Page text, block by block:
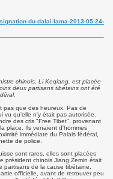
du-dalai-lama-2013-05-24-
chinois, Li Keqiang, est placée
deux partisans tibétains ont été
pas que des heureux. Pas de
vu qu'elle n'y était pas autorisée.
des cris "Free Tibet", provenant
place. Ils venaient d'hommes
immédiate du Palais fédéral,
de police.
sont rares, elles sont placées
président chinois Jiang Zemin était
de la cause tibétaine.
officielle, avant de retrouver peu